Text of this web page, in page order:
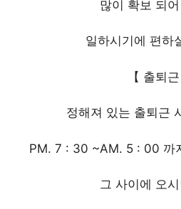
많이 확보 되
일하시기에 편하
【 출퇴근
정해져 있는 출퇴근
PM. 7 : 30 ~AM. 5 : 00 까
그 사이에 오